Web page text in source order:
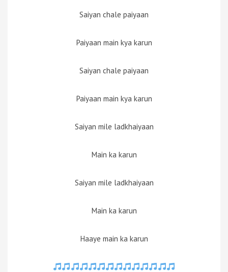
Saiyan chale paiyaan
Paiyaan main kya karun
Saiyan chale paiyaan
Paiyaan main kya karun
Saiyan mile ladkhaiyaan
Main ka karun
Saiyan mile ladkhaiyaan
Main ka karun
Haaye main ka karun